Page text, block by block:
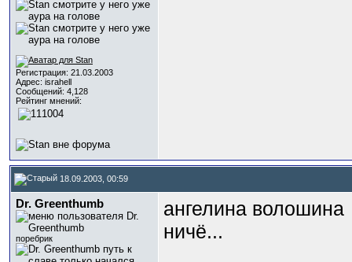
Регистрация: 21.03.2003
Адрес: israhell
Сообщений: 4,128
Рейтинг мнений:
18.09.2003, 00:59
Dr. Greenthumb
поребрик
ангелина волошина
ничё...